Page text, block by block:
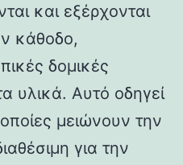
και εξέρχονται
κάθοδο,
δομικές
υλικά. Αυτό οδηγεί
μειώνουν την
για την